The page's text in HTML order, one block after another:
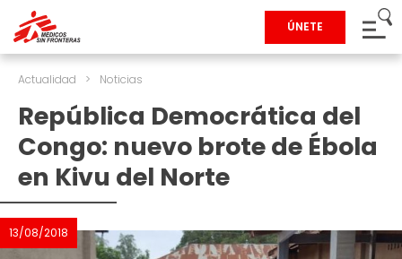
ÚNETE
Actualidad > Noticias
República Democrática del
Congo: nuevo brote de Ébola
en Kivu del Norte
13/08/2018